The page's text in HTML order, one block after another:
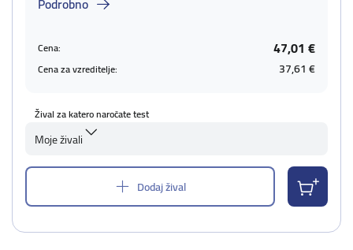
Cena: 47,01 €
Cena za vzreditelje: 37,61 €
Žival za katero naročate test
Moje živali
Dodaj žival